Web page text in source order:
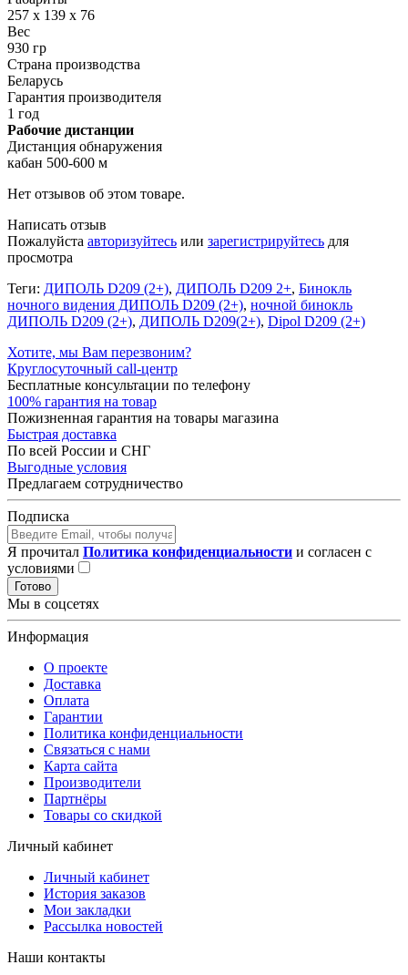
257 х 139 х 76
Вес
930 гр
Страна производства
Беларусь
Гарантия производителя
1 год
Рабочие дистанции
Дистанция обнаружения
кабан 500-600 м
Нет отзывов об этом товаре.
Написать отзыв
Пожалуйста авторизуйтесь или зарегистрируйтесь для
просмотра
Теги: ДИПОЛЬ D209 (2+), ДИПОЛЬ D209 2+, Бинокль
ночного видения ДИПОЛЬ D209 (2+), ночной бинокль
ДИПОЛЬ D209 (2+), ДИПОЛЬ D209(2+), Dipol D209 (2+)
Хотите, мы Вам перезвоним?
Круглосуточный call-центр
Бесплатные консультации по телефону
100% гарантия на товар
Пожизненная гарантия на товары магазина
Быстрая доставка
По всей России и СНГ
Выгодные условия
Предлагаем сотрудничество
Подписка
Я прочитал Политика конфиденциальности и согласен с
условиями
Готово
Мы в соцсетях
Информация
О проекте
Доставка
Оплата
Гарантии
Политика конфиденциальности
Связаться с нами
Карта сайта
Производители
Партнёры
Товары со скидкой
Личный кабинет
Личный кабинет
История заказов
Мои закладки
Рассылка новостей
Наши контакты